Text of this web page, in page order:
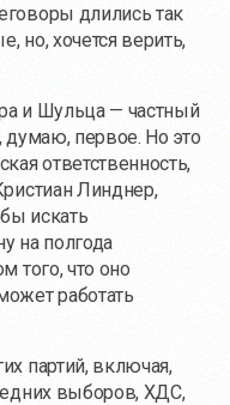
длились так
но, хочется верить,
и Шульца — частный
думаю, первое. Но это
ответственность,
Линднер,
искать
на полгода
того, что оно
работать
партий, включая,
выборов, ХДС,